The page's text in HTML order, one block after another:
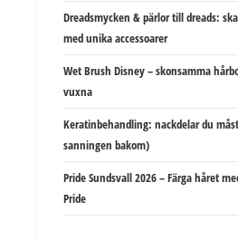
Dreadsmycken & pärlor till dreads:
med unika accessoarer
Wet Brush Disney – skonsamma
vuxna
Keratinbehandling: nackdelar du
sanningen bakom)
Pride Sundsvall 2026 – Färga håret
Pride